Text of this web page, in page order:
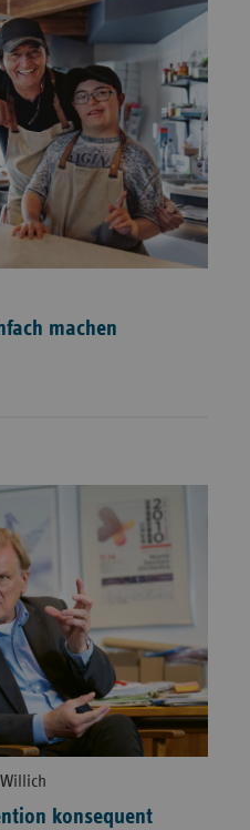
machen
konsequent